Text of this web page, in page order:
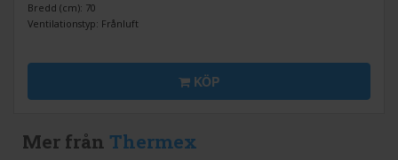
Bredd (cm): 70
Ventilationstyp: Frånluft
KÖP
Mer från Thermex